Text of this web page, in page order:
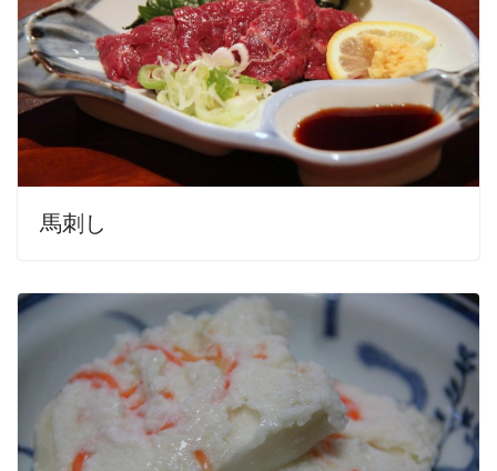
馬刺し